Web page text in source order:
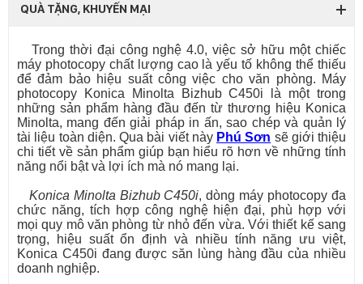
QUÀ TẶNG, KHUYẾN MẠI
Trong thời đại công nghệ 4.0, việc sở hữu một chiếc
máy photocopy chất lượng cao là yếu tố không thể thiếu
để đảm bảo hiệu suất công việc cho văn phòng. Máy
photocopy Konica Minolta Bizhub C450i là một trong
những sản phẩm hàng đầu đến từ thương hiệu Konica
Minolta, mang đến giải pháp in ấn, sao chép và quản lý
tài liệu toàn diện. Qua bài viết này Phú Sơn sẽ giới thiệu
chi tiết về sản phẩm giúp bạn hiểu rõ hơn về những tính
năng nổi bật và lợi ích mà nó mang lại.
Konica Minolta Bizhub C450i, dòng máy photocopy đa
chức năng, tích hợp công nghệ hiện đại, phù hợp với
mọi quy mô văn phòng từ nhỏ đến vừa. Với thiết kế sang
trọng, hiệu suất ổn định và nhiều tính năng ưu việt,
Konica C450i đang được săn lùng hàng đầu của nhiều
doanh nghiệp.